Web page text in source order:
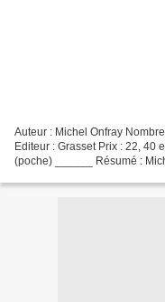
Auteur : Michel Onfray
Editeur : Grasset Prix : 22, 40
(poche) ______ Résumé :